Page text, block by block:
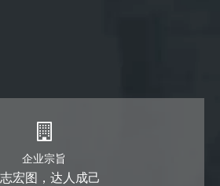
企业宗旨
宏图，达人成己